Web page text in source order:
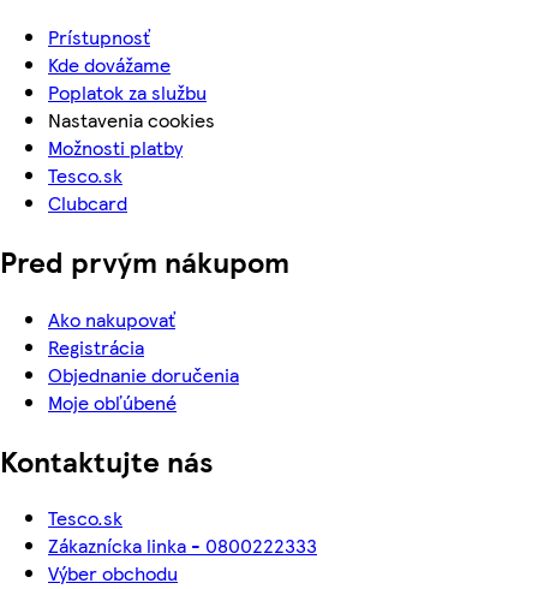
Prístupnosť
Kde dovážame
Poplatok za službu
Nastavenia cookies
Možnosti platby
Tesco.sk
Clubcard
Pred prvým nákupom
Ako nakupovať
Registrácia
Objednanie doručenia
Moje obľúbené
Kontaktujte nás
Tesco.sk
Zákaznícka linka - 0800222333
Výber obchodu